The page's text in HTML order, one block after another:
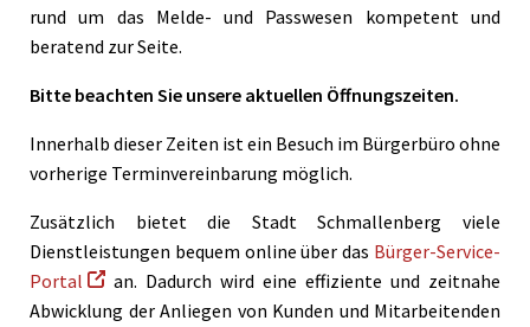
rund um das Melde- und Passwesen kompetent und
beratend zur Seite.
Bitte beachten Sie unsere aktuellen Öffnungszeiten.
Innerhalb dieser Zeiten ist ein Besuch im Bürgerbüro ohne
vorherige Terminvereinbarung möglich.
Zusätzlich bietet die Stadt Schmallenberg viele
Dienstleistungen bequem online über das Bürger-Service-
Portal
an. Dadurch wird eine effiziente und zeitnahe
Abwicklung der Anliegen von Kunden und Mitarbeitenden